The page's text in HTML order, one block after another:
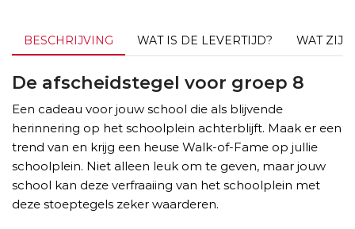
BESCHRIJVING WAT IS DE LEVERTIJD? WAT
De afscheidstegel voor groep 8
Een cadeau voor jouw school die als blijvende
herinnering op het schoolplein achterblijft. Maak er een
trend van en krijg een heuse Walk-of-Fame op jullie
schoolplein. Niet alleen leuk om te geven, maar jouw
school kan deze verfraaiing van het schoolplein met
deze stoeptegels zeker waarderen.